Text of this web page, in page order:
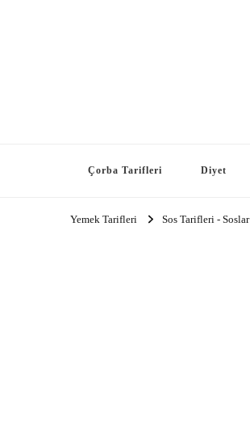
Çorba Tarifleri Diyet
Yemek Tarifleri Sos Tarifleri - Soslar